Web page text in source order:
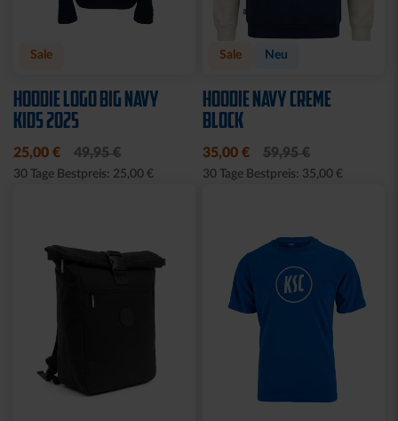
Sale
HOODIE LOGO BIG NAVY
KIDS 2025
25,00 € 49,95 €
30 Tage Bestpreis: 25,00 €
Sale Neu
HOODIE NAVY CREME
BLOCK
35,00 € 59,95 €
30 Tage Bestpreis: 35,00 €